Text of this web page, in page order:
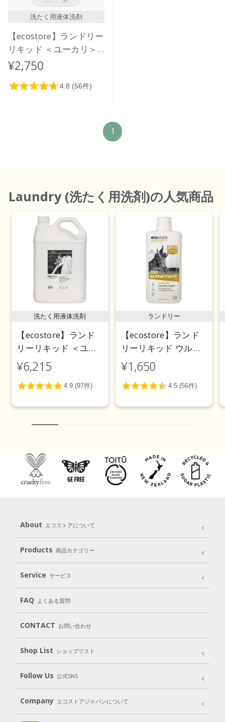
洗たく用液体洗剤
【ecostore】ランドリー
リキッド ＜ユーカリ＞
2L
¥2,750
1
Laundry (洗たく用洗剤)の人気商品
洗たく用液体洗剤
【ecostore】ランド
リーリキッド ＜ユー
カリ＞ 5L
¥6,215
ランドリー
【ecostore】ランド
リーリキッド ウルト
ラパワー925mL
¥1,650
About エコストアについて
メッセージ ブランドストーリー
パッケージへのこだわり
動物実験をしない
Products 商品カテゴリー
Laundry
Cleaning Baby Kids
Body（ボディ） Hair（ヘア） Oral care（オーラルケア）
Goods （グッズ）
Gift set
Service サービス
User Guide
Subscription（定期便）
FAQ よくある質問
CONTACT お問い合わせ
Shop List ショップリスト
Shop List
Follow Us 公式SNS
LINE＠ Instagram Facebook
Company エコストアジャパンについて